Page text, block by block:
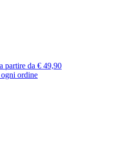
a partire da € 49,90
ordine